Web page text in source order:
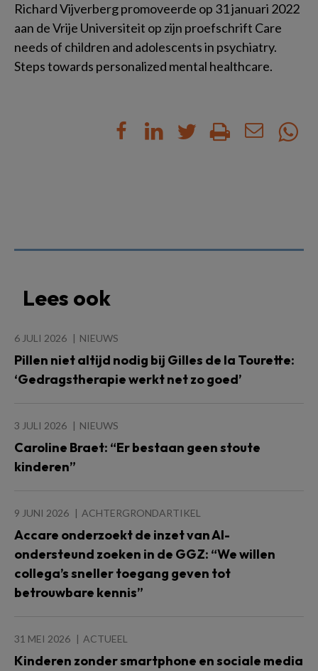
Richard Vijverberg promoveerde op 31 januari 2022
aan de Vrije Universiteit op zijn proefschrift Care
needs of children and adolescents in psychiatry.
Steps towards personalized mental healthcare.
Lees ook
6 JULI 2026 NIEUWS
Pillen niet altijd nodig bij Gilles de la Tourette:
‘Gedragstherapie werkt net zo goed’
3 JULI 2026 NIEUWS
Caroline Braet: “Er bestaan geen stoute
kinderen”
9 JUNI 2026 ACHTERGRONDARTIKEL
Accare onderzoekt de inzet van AI-
ondersteund zoeken in de GGZ: “We willen
collega’s sneller toegang geven tot
betrouwbare kennis”
31 MEI 2026 ACTUEEL
Kinderen zonder smartphone en sociale media